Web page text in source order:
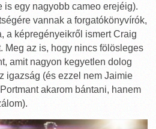
is egy nagyobb cameo erejéig).
vannak a forgatókönyvírók,
a képregényeikről ismert Craig
Meg az is, hogy nincs fölösleges
amit nagyon kegyetlen dolog
igazság (és ezzel nem Jaimie
akarom bántani, hanem